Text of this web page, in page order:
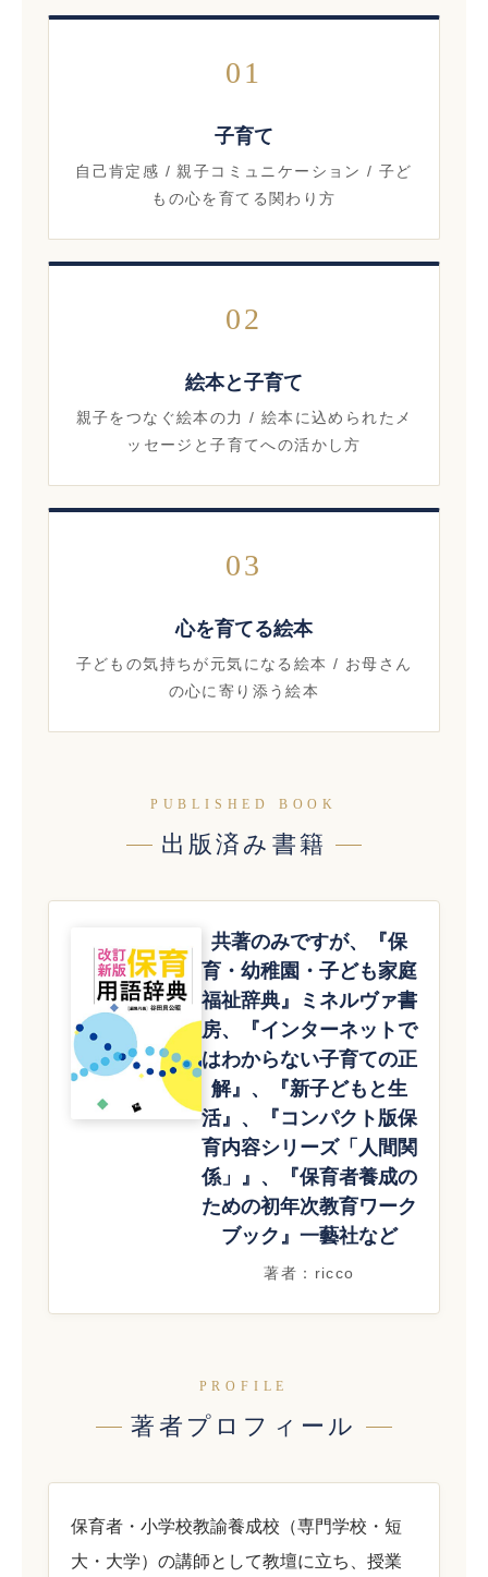
01
子育て
自己肯定感 / 親子コミュニケーション / 子ど
もの心を育てる関わり方
02
絵本と子育て
親子をつなぐ絵本の力 / 絵本に込められたメ
ッセージと子育てへの活かし方
03
心を育てる絵本
子どもの気持ちが元気になる絵本 / お母さん
の心に寄り添う絵本
PUBLISHED BOOK
出版済み書籍
共著のみですが、『保
育・幼稚園・子ども家庭
福祉辞典』ミネルヴァ書
房、『インターネットで
はわからない子育ての正
解』、『新子どもと生
活』、『コンパクト版保
育内容シリーズ「人間関
係」』、『保育者養成の
ための初年次教育ワーク
ブック』一藝社など
著者：ricco
PROFILE
著者プロフィール
保育者・小学校教諭養成校（専門学校・短
大・大学）の講師として教壇に立ち、授業